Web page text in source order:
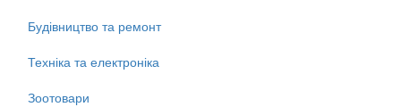
Будівництво та ремонт
Техніка та електроніка
Зоотовари